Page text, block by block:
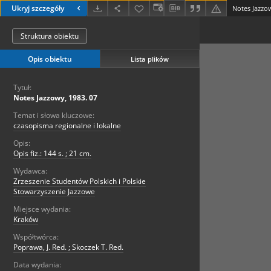
Ukryj szczegóły Notes
Struktura obiektu
Opis obiektu Lista plików
Tytuł:
Notes Jazzowy, 1983. 07
Temat i słowa kluczowe:
czasopisma regionalne i lokalne
Opis:
Opis fiz.: 144 s. ; 21 cm.
Wydawca:
Zrzeszenie Studentów Polskich i Polskie
Stowarzyszenie Jazzowe
Miejsce wydania:
Kraków
Współtwórca:
Poprawa, J. Red. ; Skoczek T. Red.
Data wydania: